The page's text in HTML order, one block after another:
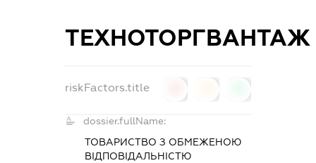
ТЕХНОТОРГВАНТАЖ
riskFactors.title
dossier.fullName:
ТОВАРИСТВО З ОБМЕЖЕНОЮ
ВІДПОВІДАЛЬНІСТЮ